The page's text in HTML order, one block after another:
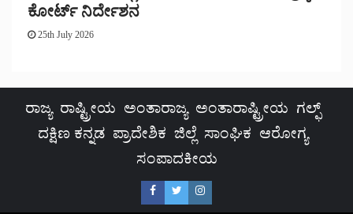
ಕೋರ್ಟ್ ನಿರ್ದೇಶನ
25th July 2026
ರಾಜ್ಯ ರಾಷ್ಟ್ರೀಯ ಅಂತಾರಾಜ್ಯ ಅಂತಾರಾಷ್ಟ್ರೀಯ ಗಲ್ಫ್
ದಕ್ಷಿಣ ಕನ್ನಡ ಪ್ರಾದೇಶಿಕ ಜಿಲ್ಲೆ ಸಾಂಘಿಕ ಆರೋಗ್ಯ
ಸಂಪಾದಕೀಯ